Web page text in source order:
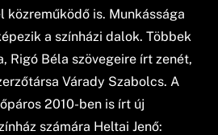
is. Munkássága
a színházi dalok. Többek
Rigó Béla szövegeire írt zenét,
Várady Szabolcs. A
2010-ben is írt új
számára Heltai Jenő: